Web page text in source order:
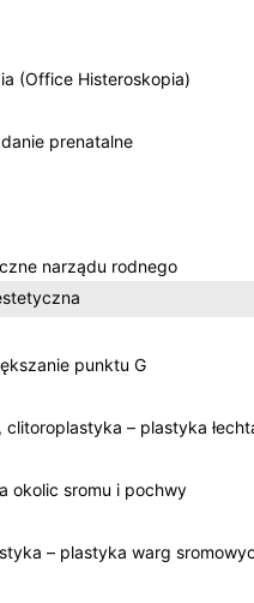
(Office Histeroskopia)
prenatalne
narządu rodnego
punktu G
clitoroplastyka – plastyka
okolic sromu i pochwy
– plastyka warg